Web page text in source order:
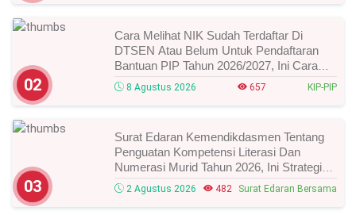
02
Cara Melihat NIK Sudah Terdaftar Di
DTSEN Atau Belum Untuk Pendaftaran
Bantuan PIP Tahun 2026/2027, Ini Cara
Cek Dan Syarat Perubahan Desil!
8 Agustus 2026 657 KIP-PIP
03
Surat Edaran Kemendikdasmen Tentang
Penguatan Kompetensi Literasi Dan
Numerasi Murid Tahun 2026, Ini Strategi
Dan Alurnya
2 Agustus 2026 482 Surat Edaran Bersama